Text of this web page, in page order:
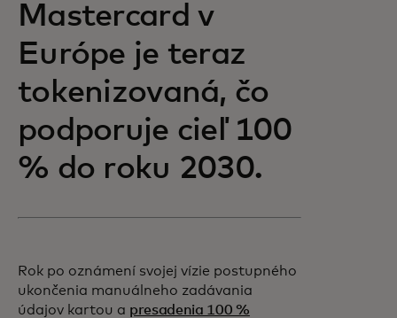
Mastercard v
Európe je teraz
tokenizovaná, čo
podporuje cieľ 100
% do roku 2030.
Rok po oznámení svojej vízie postupného
ukončenia manuálneho zadávania
údajov kartou a presadenia 100 %